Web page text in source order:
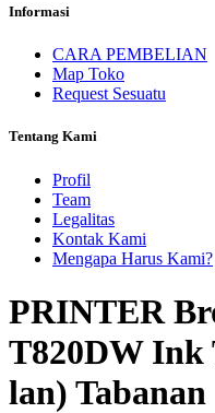
Informasi
CARA PEMBELIAN
Map Toko
Request Sesuatu
Tentang Kami
Profil
Team
Legalitas
Kontak Kami
Mengapa Harus Kami?
PRINTER
T820DW Ink
lan) Tabanan